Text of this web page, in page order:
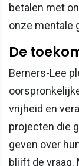
betalen met
onze mentale
De
Berners-Lee
vrijheid en
projecten die
geven over
blijft de vraag.